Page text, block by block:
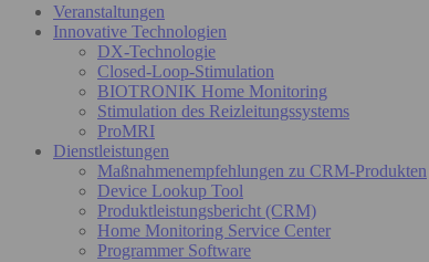
Veranstaltungen
Innovative Technologien
DX-Technologie
Closed-Loop-Stimulation
BIOTRONIK Home Monitoring
Stimulation des Reizleitungssystems
ProMRI
Dienstleistungen
Maßnahmenempfehlungen zu CRM-Produkten
Device Lookup Tool
Produktleistungsbericht (CRM)
Home Monitoring Service Center
Programmer Software